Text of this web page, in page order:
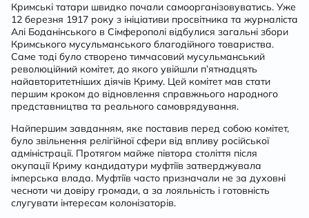
Кримські татари швидко почали самоорганізовуватись. Уже
12 березня 1917 року з ініціативи просвітника та журналіста
Алі Боданінського в Сімферополі відбулися загальні збори
Кримського мусульманського благодійного товариства.
Саме тоді було створено тимчасовий мусульманський
революційний комітет, до якого увійшли п’ятнадцять
найавторитетніших діячів Криму. Цей комітет мав стати
першим кроком до відновлення справжнього народного
представництва та реального самоврядування.
Найпершим завданням, яке поставив перед собою комітет,
було звільнення релігійної сфери від впливу російської
адміністрації. Протягом майже півтора століття після
окупації Криму кандидатури муфтіїв затверджувала
імперська влада. Муфтіїв часто призначали не за духовні
чесноти чи довіру громади, а за лояльність і готовність
слугувати інтересам колонізаторів.